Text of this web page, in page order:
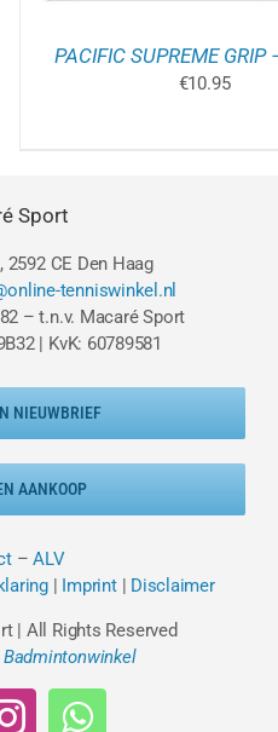
PACIFIC SUPREME GRIP
€10.95
Sport
CE Den Haag
tenniswinkel.nl
– t.n.v. Macaré Sport
| KvK: 60789581
NIEUWBRIEF
AANKOOP
–ALV
| Imprint| Disclaimer
| All Rights Reserved
Badmintonwinkel